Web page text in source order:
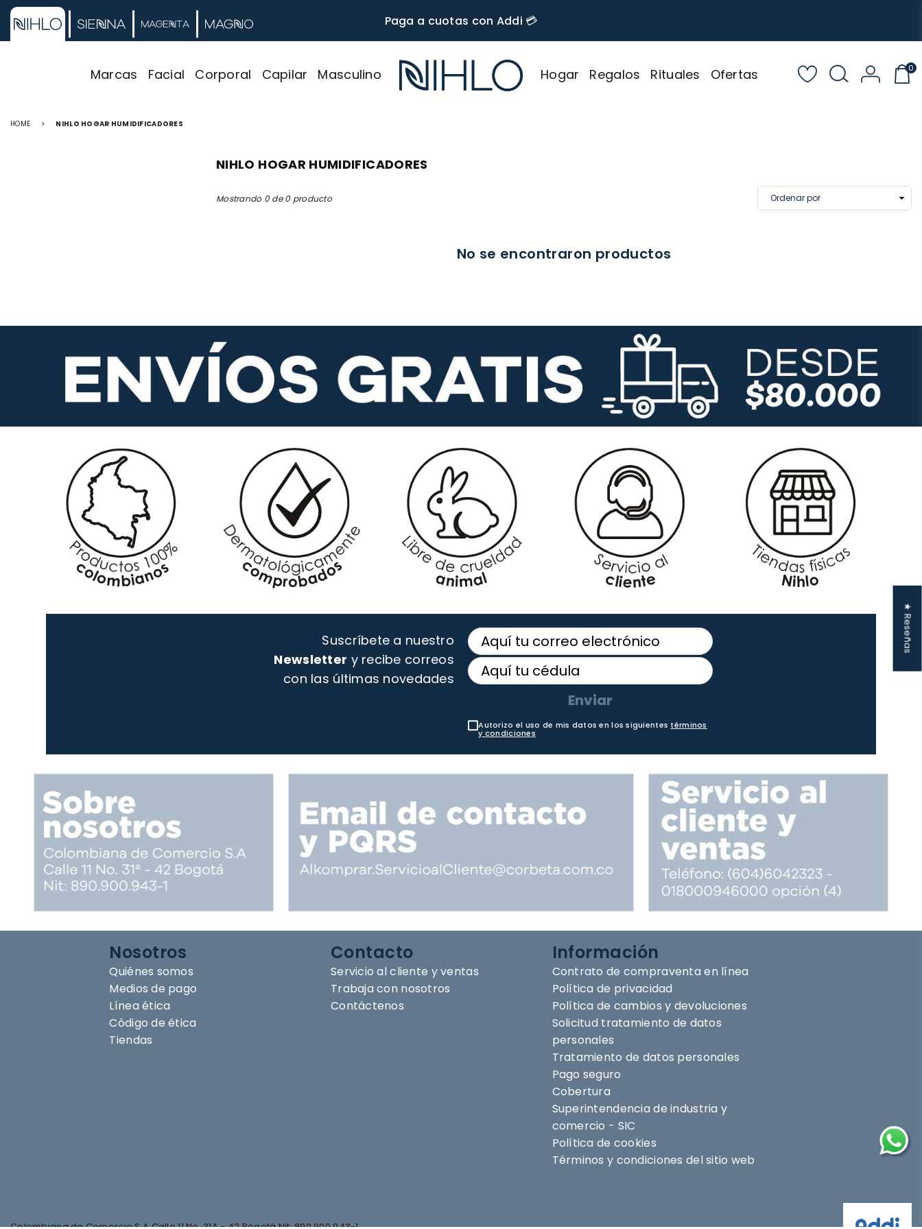
🚚 Envío GRATIS desde $60.000
Marcas Facial Corporal Capilar Masculino Hogar Regalos Rituales Ofertas 0
HOME > NIHLO HOGAR HUMIDIFICADORES
NIHLO HOGAR HUMIDIFICADORES
Mostrando 0 de 0 producto
No se encontraron productos
Suscríbete a nuestro
Newsletter y recibe correos
con las últimas novedades
Enviar
Autorizo el uso de mis datos en los siguientes términos
y condiciones
Nosotros
Quiénes somos
Medios de pago
Línea ética
Código de ética
Tiendas
Contacto
Servicio al cliente y ventas
Trabaja con nosotros
Contáctenos
Información
Contrato de compraventa en línea
Política de privacidad
Política de cambios y devoluciones
Solicitud tratamiento de datos
personales
Tratamiento de datos personales
Pago seguro
Cobertura
Superintendencia de industria y
comercio - SIC
Política de cookies
Términos y condiciones del sitio web
★ Reseñas